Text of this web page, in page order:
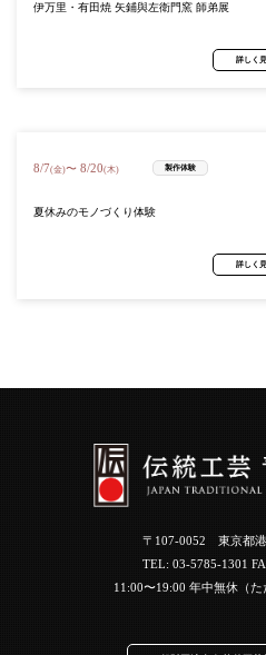
伊万里・有田焼 矢鋪與左衛門窯 師弟展
詳しく
8/7(金)〜 8/20(木) 製作体験
夏休みのモノづくり体験
詳しく
〒107-0052 東京都
TEL: 03-5785-1301
11:00〜19:00 年中無休（た